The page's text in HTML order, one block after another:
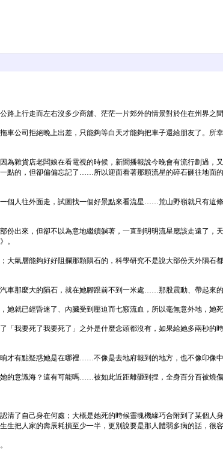
上行走而左右沒多少商舖、茫茫一片郊外的情景對於住在州界之
公司拒絕晚上出差，只能夠等白天才能夠把車子還給朋友了。
雜貨店老闆娘在看電視的時候，新聞播報說今晚會有流行劃過，
點的，但卻偏偏忘記了……所以迎面看著那顆流星的碎石砸往地面
個人往外面走，試圖找一個好景點來看流星……荒山野嶺就只有這
出來，但卻不以為意地繼續躺著，一直到明明流星應該走遠了
。
大氣層能夠好好阻攔那顆隕石的，科學研究不是說大部份天外隕
車那麼大的隕石，就在她腳跟前不到一米處……那股震動、帶起來
就已經昏迷了、內臟受到壓迫而七竅流血，所以毫無意外地，她
我要死了我要死了」之外是什麼念頭都沒有，如果給她多兩秒
才有點疑惑她是在哪裡……不像是去地府報到的地方，也不像印像
的意識海？這有可能嗎……被如此近距離砸到捏，全身百分百被燒
清了自己身在何處；大概是她死的時候靈魂機緣巧合附到了某個
把人家的壽辰耗損至少一半，更別說要是那人體弱多病的話，很